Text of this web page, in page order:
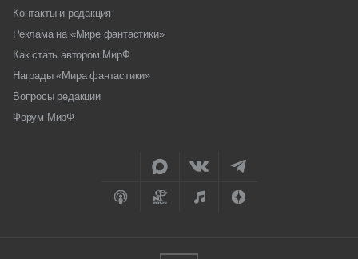
Контакты и редакция
Реклама на «Мире фантастики»
Как стать автором МирФ
Награды «Мира фантастики»
Вопросы редакции
Форум МирФ